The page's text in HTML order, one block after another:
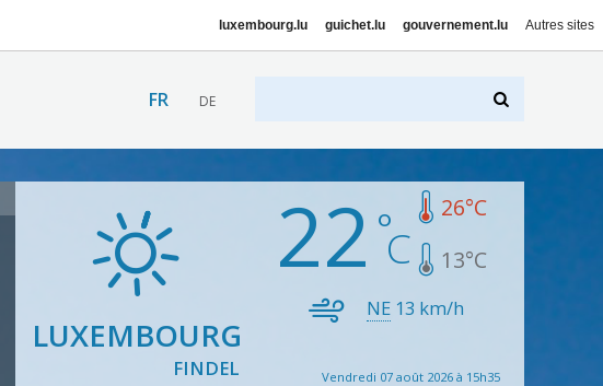
luxembourg.lu guichet.lu gouvernement.lu Autres sites
FR DE
LUXEMBOURG
FINDEL
22 26°C
13°C
NE 13 km/h
Vendredi 07 août 2026 à 15h35